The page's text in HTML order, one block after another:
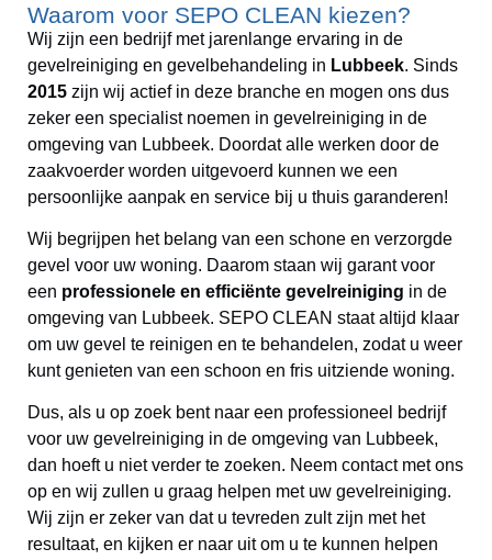
Waarom voor SEPO CLEAN kiezen?
Wij zijn een bedrijf met jarenlange ervaring in de
gevelreiniging en gevelbehandeling in Lubbeek. Sinds
2015 zijn wij actief in deze branche en mogen ons dus
zeker een specialist noemen in gevelreiniging in de
omgeving van Lubbeek. Doordat alle werken door de
zaakvoerder worden uitgevoerd kunnen we een
persoonlijke aanpak en service bij u thuis garanderen!
Wij begrijpen het belang van een schone en verzorgde
gevel voor uw woning. Daarom staan wij garant voor
een professionele en efficiënte gevelreiniging in de
omgeving van Lubbeek. SEPO CLEAN staat altijd klaar
om uw gevel te reinigen en te behandelen, zodat u weer
kunt genieten van een schoon en fris uitziende woning.
Dus, als u op zoek bent naar een professioneel bedrijf
voor uw gevelreiniging in de omgeving van Lubbeek,
dan hoeft u niet verder te zoeken. Neem contact met ons
op en wij zullen u graag helpen met uw gevelreiniging.
Wij zijn er zeker van dat u tevreden zult zijn met het
resultaat, en kijken er naar uit om u te kunnen helpen